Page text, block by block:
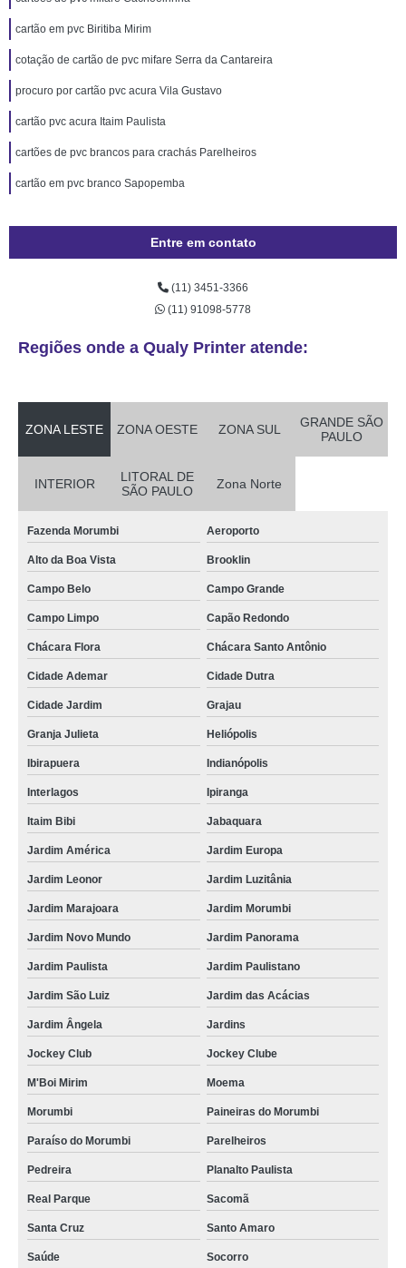
cartão em pvc Biritiba Mirim
cotação de cartão de pvc mifare Serra da Cantareira
procuro por cartão pvc acura Vila Gustavo
cartão pvc acura Itaim Paulista
cartões de pvc brancos para crachás Parelheiros
cartão em pvc branco Sapopemba
Entre em contato
(11) 3451-3366
(11) 91098-5778
Regiões onde a Qualy Printer atende:
ZONA LESTE ZONA OESTE ZONA SUL
GRANDE SÃO
PAULO
INTERIOR
LITORAL DE
SÃO PAULO
Zona Norte
Fazenda Morumbi Aeroporto
Alto da Boa Vista Brooklin
Campo Belo Campo Grande
Campo Limpo Capão Redondo
Chácara Flora Chácara Santo Antônio
Cidade Ademar Cidade Dutra
Cidade Jardim Grajau
Granja Julieta Heliópolis
Ibirapuera Indianópolis
Interlagos Ipiranga
Itaim Bibi Jabaquara
Jardim América Jardim Europa
Jardim Leonor Jardim Luzitânia
Jardim Marajoara Jardim Morumbi
Jardim Novo Mundo Jardim Panorama
Jardim Paulista Jardim Paulistano
Jardim São Luiz Jardim das Acácias
Jardim Ângela Jardins
Jockey Club Jockey Clube
M'Boi Mirim Moema
Morumbi Paineiras do Morumbi
Paraíso do Morumbi Parelheiros
Pedreira Planalto Paulista
Real Parque Sacomã
Santa Cruz Santo Amaro
Saúde Socorro